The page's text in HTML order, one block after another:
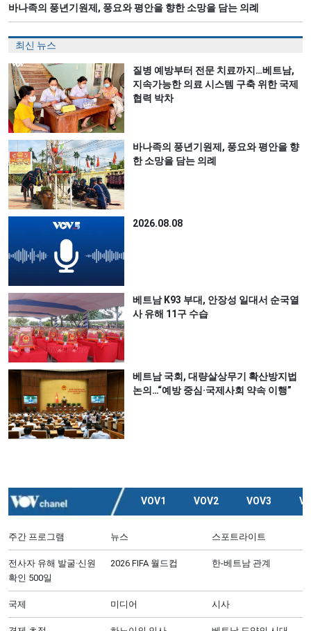
바나족의 풍년기원제, 풍요와 평안을 향한 소망을 담는 의례
최신 뉴스
질병 예방부터 전문 치료까지…베트남,
지속가능한 의료 시스템 구축 위한 국제
협력 박차
바나족의 풍년기원제, 풍요와 평안을 향
한 소망을 담는 의례
2026.08.08
베트남 K93 부대, 안장성 일대서 순국열
사 유해 11구 수습
베트남 국회, 대량살상무기 확산방지법
논의…“예방 중심·국제사회 약속 이행”
VOV1 VOV2 VOV3
주간 프로그램 뉴스 스포트라이트
전사자 유해 발굴·신원
확인 500일
2026 FIFA 월드컵 한-베트남 관계
국제 미디어 시사